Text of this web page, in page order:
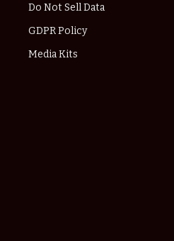
Do Not Sell Data
GDPR Policy
Media Kits